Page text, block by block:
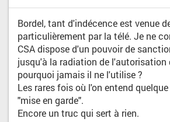
Bordel, tant d'indécence est venue
particulièrement par la télé. Je ne
CSA dispose d'un pouvoir de
jusqu'à la radiation de l'autorisation
pourquoi jamais il ne l'utilise ?
Les rares fois où l'on entend
"mise en garde".
Encore un truc qui sert à rien.